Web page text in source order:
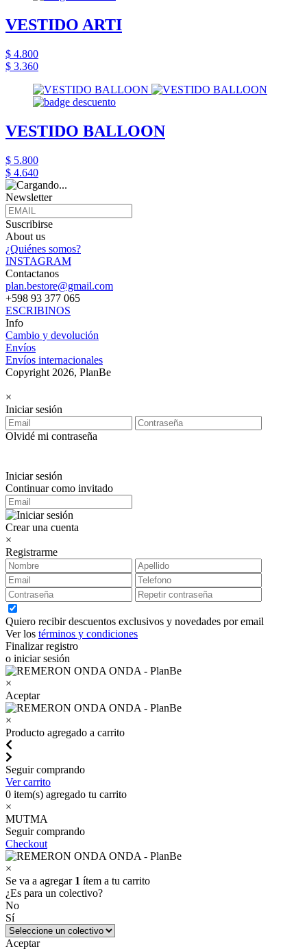
VESTIDO ARTI
$ 4.800
$ 3.360
VESTIDO BALLOON
$ 5.800
$ 4.640
Newsletter
Suscribirse
About us
¿Quiénes somos?
INSTAGRAM
Contactanos
plan.bestore@gmail.com
+598 93 377 065
ESCRIBINOS
Info
Cambio y devolución
Envíos
Envíos internacionales
Copyright 2026, PlanBe
×
Iniciar sesión
Olvidé mi contraseña
Iniciar sesión
Continuar como invitado
Crear una cuenta
×
Registrarme
Quiero recibir descuentos exclusivos y novedades por email
Ver los términos y condiciones
Finalizar registro
o iniciar sesión
×
Aceptar
×
Producto agregado a carrito
Seguir comprando
Ver carrito
0 item(s) agregado tu carrito
×
MUTMA
Seguir comprando
Checkout
×
Se va a agregar 1 ítem a tu carrito
¿Es para un colectivo?
No
Sí
Aceptar